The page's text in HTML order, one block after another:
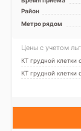
Район
Метро рядом
Цены с учетом
КТ грудной клетки
КТ грудной клетки